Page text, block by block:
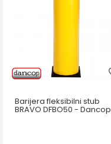
Barijera fleksibilni stub
BRAVO DFBO50 - Dancop